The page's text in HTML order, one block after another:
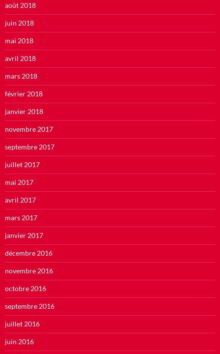
août 2018
juin 2018
mai 2018
avril 2018
mars 2018
février 2018
janvier 2018
novembre 2017
septembre 2017
juillet 2017
mai 2017
avril 2017
mars 2017
janvier 2017
décembre 2016
novembre 2016
octobre 2016
septembre 2016
juillet 2016
juin 2016